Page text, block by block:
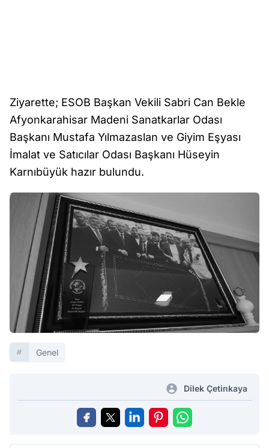
Ziyarette; ESOB Başkan Vekili Sabri Can Bekle
Afyonkarahisar Madeni Sanatkarlar Odası
Başkanı Mustafa Yılmazaslan ve Giyim Eşyası
İmalat ve Satıcılar Odası Başkanı Hüseyin
Karnıbüyük hazır bulundu.
Genel
Dilek Çetinkaya